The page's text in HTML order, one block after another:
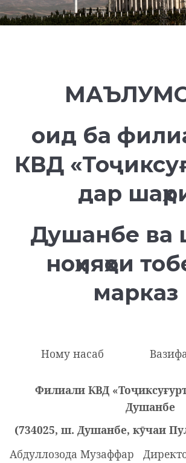
оид ба
КВД
дар
Душанбе ва
ноҳияҳои
марказ
Ному насаб
Филиали КВД
Душанбе
(734025, ш. Душанбе, кӯчаи
Абдуллозода Музаффар